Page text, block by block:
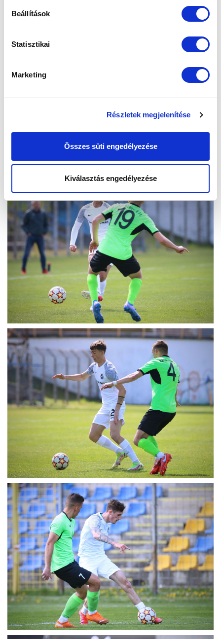
Beállítások
Statisztikai
Marketing
Részletek megjelenítése
Összes süti engedélyezése
Kiválasztás engedélyezése